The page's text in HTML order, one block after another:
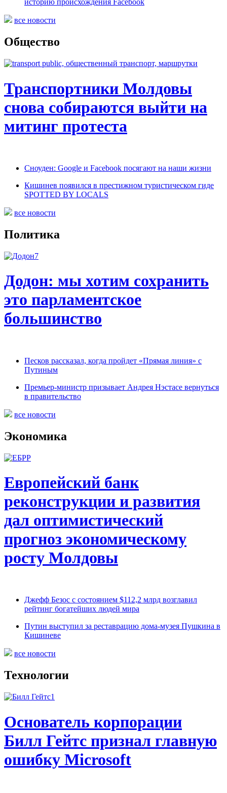
историю происхождения Facebook
все новости
Общество
Транспортники Молдовы
снова собираются выйти на
митинг протеста
Сноуден: Google и Facebook посягают на наши жизни
Кишинев появился в престижном туристическом гиде
SPOTTED BY LOCALS
все новости
Политика
Додон: мы хотим сохранить
это парламентское
большинство
Песков рассказал, когда пройдет «Прямая линия» с
Путиным
Премьер-министр призывает Андрея Нэстасе вернуться
в правительство
все новости
Экономика
Европейский банк
реконструкции и развития
дал оптимистический
прогноз экономическому
росту Молдовы
Джефф Безос с состоянием $112,2 млрд возглавил
рейтинг богатейших людей мира
Путин выступил за реставрацию дома-музея Пушкина в
Кишиневе
все новости
Технологии
Основатель корпорации
Билл Гейтс признал главную
ошибку Microsoft